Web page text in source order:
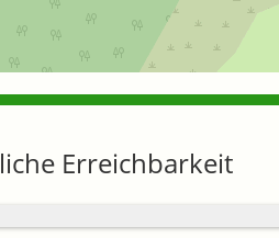
Erreichbarkeit